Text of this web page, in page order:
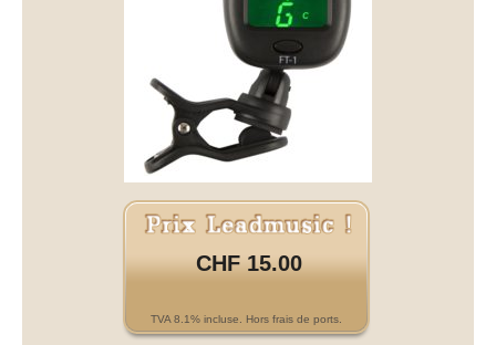
CHF 15.00
TVA 8.1% incluse. Hors frais de ports.